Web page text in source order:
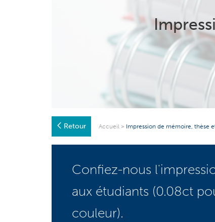
Retour Accueil > Impression de mémoire, thèse
Confiez-nous
aux étudiants (0.08ct
couleur).